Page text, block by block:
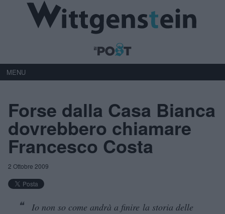
MENU
Forse dalla Casa Bianca
dovrebbero chiamare
Francesco Costa
2 Ottobre 2009
Io non so come andrà a finire la storia delle